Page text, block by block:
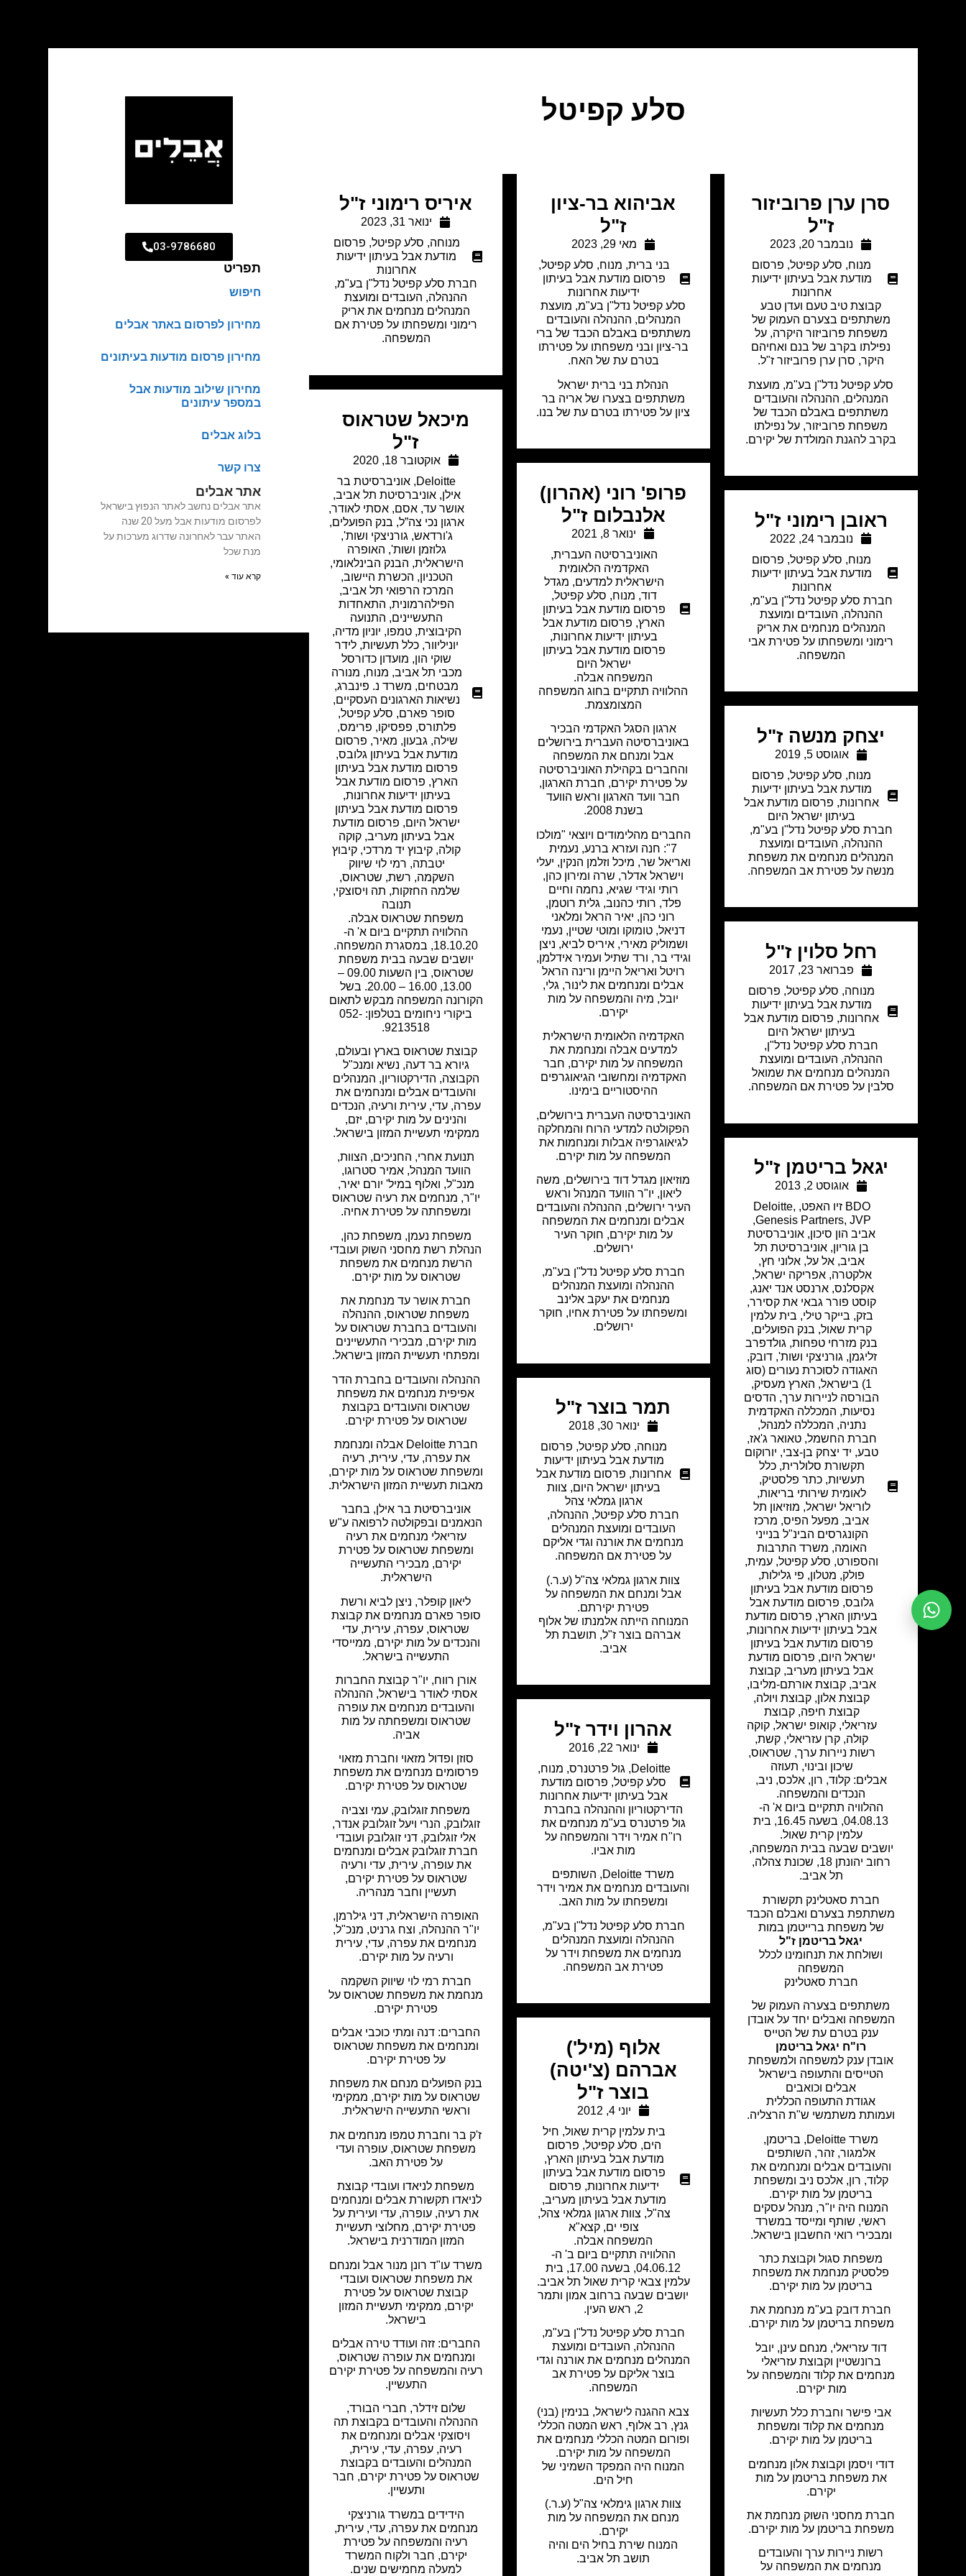
סלע קפיטל
סרן ערן פרוביזור
ז"ל
נובמבר 20, 2023
מנוח, סלע קפיטל, פרסום
מודעת אבל בעיתון ידיעות
אחרונות
קבוצת טיב טעם ועדן טבע
משתתפים בצערם העמוק של
משפחת פרוביזור היקרה, על
נפילתו בקרב של בנם ואחיהם
היקר, סרן ערן פרוביזור ז"ל.
סלע קפיטל נדל"ן בע"מ, מועצת
המנהלים, ההנהלה והעובדים
משתתפים באבלם הכבד של
משפחת פרוביזור, על נפילתו
בקרב להגנת המולדת של יקירם.
אביהוא בר-ציון
ז"ל
מאי 29, 2023
בני ברית, מנוח, סלע קפיטל,
פרסום מודעת אבל בעיתון
ידיעות אחרונות
סלע קפיטל נדל"ן בע"מ, מועצת
המנהלים, ההנהלה והעובדים
משתתפים באבלם הכבד של ברי
בר-ציון ובני משפחתו על פטירתו
בטרם עת של האח.
הנהלת בני ברית ישראל
משתתפים בצערו של אריה בר
ציון על פטירתו בטרם עת של בנו.
איריס רימוני ז"ל
ינואר 31, 2023
מנוחה, סלע קפיטל, פרסום
מודעת אבל בעיתון ידיעות
אחרונות
חברת סלע קפיטל נדל"ן בע"מ,
ההנהלה, העובדים ומועצת
המנהלים מנחמים את אריק
רימוני ומשפחתו על פטירת אם
המשפחה.
ראובן רימוני ז"ל
נובמבר 24, 2022
מנוח, סלע קפיטל, פרסום
מודעת אבל בעיתון ידיעות
אחרונות
חברת סלע קפיטל נדל"ן בע"מ,
ההנהלה, העובדים ומועצת
המנהלים מנחמים את אריק
רימוני ומשפחתו על פטירת אבי
המשפחה.
פרופ' רוני (אהרון)
אלנבלום ז"ל
ינואר 8, 2021
האוניברסיטה העברית,
האקדמיה הלאומית
הישראלית למדעים, מגדל
דוד, מנוח, סלע קפיטל,
פרסום מודעת אבל בעיתון
הארץ, פרסום מודעת אבל
בעיתון ידיעות אחרונות,
פרסום מודעת אבל בעיתון
ישראל היום
המשפחה אבלה.
ההלוויה תתקיים בחוג המשפחה
המצומצמת.
ארגון הסגל האקדמי הבכיר
באוניברסיטה העברית בירושלים
אבל ומנחם את המשפחה
והחברים בקהילת האוניברסיטה
על פטירת יקירם, חברת הארגון,
חבר וועד הארגון וראש הוועד
בשנת 2008.
החברים מהלימודים ויוצאי "מולכו
7": חנה ועזרא ברנע, נעמית
ואריאל שר, מיכל וזלמן הנקין, יעלי
וישראל אדלר, שרה ומירון כהן,
רותי וגידי שגיא, נחמה וחיים
פלד, רותי כהנוב, גלית רוטמן,
רוני כהן, יאיר הראל ומלאני
דניאל, טומוקו ומוטי שטיין, נעמי
ושמוליק מאירי, איריס לביא, ניצן
וגידי בר, ורד שתיל ועמיר אידלמן,
רויטל ואריאל היימן ורינה הראל
אבלים ומנחמים את לינור, גלי,
יובל, מיה והמשפחה על מות
יקירם.
האקדמיה הלאומית הישראלית
למדעים אבלה ומנחמת את
המשפחה על מות יקירם, חבר
האקדמיה ומחשובי הגיאוגרפים
ההיסטוריים בימינו.
האוניברסיטה העברית בירושלים,
הפקולטה למדעי הרוח והמחלקה
לגיאוגרפיה אבלות ומנחמות את
המשפחה על מות יקירם.
מוזיאון מגדל דוד בירושלים, משה
ליאון, יו"ר הוועד המנהל וראש
העיר ירושלים, ההנהלה והעובדים
אבלים ומנחמים את המשפחה
על מות יקירם, חוקר העיר
ירושלים.
חברת סלע קפיטל נדל"ן בע"מ,
ההנהלה ומועצת המנהלים
מנחמים את יעקב אלינב
ומשפחתו על פטירת אחיו, חוקר
ירושלים.
מיכאל שטראוס
ז"ל
אוקטובר 18, 2020
Deloitte
, אוניברסיטת בר
אילן,אוניברסיטת תל אביב,
אושר עד, אסם, אסתי לאודר,
ארגון נכי צה”ל, בנק הפועלים,
ג'ורדאש, גורניצקי ושות',
גלוזמן ושות', האופרה
הישראלית, הבנק הבינלאומי,
הטכניון, הכשרת היישוב,
המרכז הרפואי תל אביב,
הפילהרמונית, התאחדות
התעשיינים, התנועה
הקיבוצית,טמפו, יוניון מדיה,
יוניליוור,כלל תעשיות,לידר
שוקי הון, מועדון כדורסל
מכבי תל אביב, מנוח, מנורה
מבטחים, משרד נ. פינברג,
נשיאות הארגונים העסקיים,
סופר פארם, סלע קפיטל,
פלתורס, פפסיקו, פרימס,
שילה, גבעון, מאיר, פרסום
מודעת אבל בעיתון גלובס,
פרסום מודעת אבל בעיתון
הארץ, פרסום מודעת אבל
בעיתון ידיעות אחרונות,
פרסום מודעת אבל בעיתון
ישראל היום, פרסום מודעת
אבל בעיתון מעריב, קוקה
קולה, קיבוץ יד מרדכי, קיבוץ
יטבתה, רמי לוי שיווק
השקמה, רשת, שטראוס,
שלמה החזקות, תה ויסוצקי,
תנובה
משפחת שטראוס אבלה.
ההלוויה תתקיים ביום א' ה-
18.10.20, במסגרת המשפחה.
יושבים שבעה בבית משפחת
שטראוס, בין השעות 09.00 –
13.00, 16.00 – 20.00. בשל
הקורונה המשפחה מבקש לתאום
ביקורי ניחומים בטלפון: 052-
9213518.
קבוצת שטראוס בארץ ובעולם,
גיורא בר דעה, נשיא ומנכ"ל
הקבוצה, הדירקטוריון, המנהלים
והעובדים אבלים ומנחמים את
עפרה, עדי, עירית ורעיה, הנכדים
והנינים על מות יקירם, יזם,
ממקימי תעשיית המזון בישראל.
תנועת אחרי, החניכים, הצוות,
הוועד המנהל, אמיר סטרוגו,
מנכ"ל, ואלוף במיל' יורם יאיר,
יו"ר, מנחמים את רעיה שטראוס
ומשפחתה על פטירת אחיה.
משפחת נעמן, משפחת כהן,
הנהלת רשת מחסני השוק ועובדי
הרשת מנחמים את משפחת
שטראוס על מות יקירם.
חברת אושר עד מנחמת את
משפחת שטראוס, ההנהלה
והעובדים בחברת שטראוס על
מות יקירם, מבכירי התעשיינים
ומפתחי תעשיית המזון בישראל.
ההנהלה והעובדים בחברת הדר
אפיפית מנחמים את משפחת
שטראוס והעובדים בקבוצת
שטראוס על פטירת יקירם.
חברת Deloitte אבלה ומנחמת
את עפרה, עדי, עירית, רעיה
ומשפחת שטראוס על מות יקירם,
מאבות תעשיית המזון הישראלית.
אוניברסיטת בר אילן, בחבר
הנאמנים ובפקולטה לרפואה ע"ש
עזריאלי מנחמים את רעיה
ומשפחת שטראוס על פטירת
יקירם, מבכירי התעשייה
הישראלית.
ליאון קופלר, ניצן לביא ורשת
סופר פארם מנחמים את קבוצת
שטראוס, עפרה, עירית, עדי
והנכדים על מות יקירם, ממייסדי
התעשייה בישראל.
אורן רווח, יו"ר קבוצת החברות
אסתי לאודר בישראל, ההנהלה
והעובדים מנחמים את עופרה
שטראוס ומשפחתה על מות
אביה.
סוזן ופדול מזאוי וחברת מזאוי
פרסומים מנחמים את משפחת
שטראוס על פטירת יקירם.
משפחת זוגלובק, עמי וצביה
זוגלובק, הנרי ויעל זוגלובק אנדר,
אלי זוגלובק, דני זוגלובק ועובדי
חברת זוגלובק אבלים ומנחמים
את עופרה, עירית, עדי ורעיה
שטראוס על פטירת יקירם,
תעשיין וחבר מנהריה.
האופרה הישראלית, דני גילרמן,
יו"ר ההנהלה, וצח גרניט, מנכ"ל,
מנחמים את עפרה, עדי, עירית
ורעיה על מות יקירם.
חברת רמי לוי שיווק השקמה
מנחמת את משפחת שטראוס על
פטירת יקירם.
החברים: דנה ומתי כוכבי אבלים
ומנחמים את משפחת שטראוס
על פטירת יקירם.
בנק הפועלים מנחם את משפחת
שטראוס על מות יקירם, ממקימי
וראשי התעשייה הישראלית.
ז'ק בר וחברת טמפו מנחמים את
משפחת שטראוס, עופרה ועדי
על פטירת האב.
משפחת לניאדו ועובדי קבוצת
לניאדו תקשורת אבלים ומנחמים
את רעיה, עופרה, עדי ועירית על
פטירת יקירם, מחלוצי תעשיית
המזון המודרנית בישראל.
משרד עו"ד רונן מנור אבל ומנחם
את משפחת שטראוס ועובדי
קבוצת שטראוס על פטירת
יקירם, ממקימי תעשיית המזון
בישראל.
החברים: זזה ועודד טירה אבלים
ומנחמים את עופרה שטראוס,
רעיה והמשפחה על פטירת יקירם
התעשיין.
שלום זידלר, חברי הבורד,
ההנהלה והעובדים בקבוצת תה
ויסוצקי אבלים ומנחמים את
רעיה, עפרה, עדי, עירית,
המנהלים והעובדים בקבוצת
שטראוס על פטירת יקירם, חבר
ותעשיין.
הידידים במשרד גורניצקי
מנחמים את עפרה, עדי, עירית,
רעיה והמשפחה על פטירת
יקירם, חבר ולקוח המשרד
למעלה מחמישים שנים.
יצחק מנשה ז"ל
אוגוסט 5, 2019
מנוח, סלע קפיטל, פרסום
מודעת אבל בעיתון ידיעות
אחרונות, פרסום מודעת אבל
בעיתון ישראל היום
חברת סלע קפיטל נדל"ן בע"מ,
ההנהלה, העובדים ומועצת
המנהלים מנחמים את משפחת
מנשה על פטירת אב המשפחה.
תמר בוצר ז"ל
ינואר 30, 2018
מנוחה, סלע קפיטל, פרסום
מודעת אבל בעיתון ידיעות
אחרונות, פרסום מודעת אבל
בעיתון ישראל היום, צוות
ארגון גמלאי צהל
חברת סלע קפיטל, ההנהלה,
העובדים ומועצת המנהלים
מנחמים את אורנה וגדי אליקם
על פטירת אם המשפחה.
צוות ארגון גמלאי צה"ל (ע.ר.)
אבל ומנחם את המשפחה על
פטירת יקירתם.
המנוחה הייתה אלמנתו של אלוף
אברהם בוצר ז"ל, תושבת תל
אביב.
רחל סלוין ז"ל
פברואר 23, 2017
מנוחה, סלע קפיטל, פרסום
מודעת אבל בעיתון ידיעות
אחרונות, פרסום מודעת אבל
בעיתון ישראל היום
חברת סלע קפיטל נדל"ן,
ההנהלה, העובדים ומועצת
המנהלים מנחמים את שמואל
סלבין על פטירת אם המשפחה.
אהרון וידר ז"ל
ינואר 22, 2016
Deloitte
, גול פרטנרס, מנוח,
סלע קפיטל, פרסום מודעת
אבל בעיתון ידיעות אחרונות
הדירקטוריון וההנהלה בחברת
גול פרטנרס בע"מ מנחמים את
רו"ח אמיר וידר והמשפחה על
מות אביו.
משרד Deloitte, השותפים
והעובדים מנחמים את אמיר וידר
ומשפחתו על מות האב.
חברת סלע קפיטל נדל"ן בע"מ,
ההנהלה ומועצת המנהלים
מנחמים את משפחת וידר על
פטירת אב המשפחה.
יגאל בריטמן ז"ל
אוגוסט 2, 2013
BDO זיו האפט
,
Deloitte,
Genesis Partners, JVP
,
אביב הון סיכון, אוניברסיטת
בן גוריון, אוניברסיטת תל
אביב, אל על, אלוני חץ,
אלקטרה,אפריקה ישראל,
אקסלנס,ארנסט אנד יאנג,
קוסט פורר גבאי את קסירר,
בזק, בייקר טילי, בית עלמין
קרית שאול, בנק הפועלים,
בנק מזרחי טפחות, גולדפרב
זליגמן, גורניצקי ושות',דובק,
האגודה לסוכרת נעורים (סוג
1) בישראל
, הארץ מעסיק,
הבורסה לניירות ערך, הדסים
נסיעות, המכללה האקדמית
נתניה, המכללה למנהל,
חברת החשמל,טאואר ג'אז,
טבע, יד יצחק בן-צבי, יורוקום
תקשורת סלולרית,כלל
תעשיות,כתר פלסטיק,
לאומית שירותי בריאות,
לוריאל ישראל, מוזיאון תל
אביב, מפעל הפיס, מרכז
הקונגרסים הבינ"ל בנייני
האומה, משרד התרבות
והספורט, סלע קפיטל, עמית,
פולק, מטלון, פי גלילות,
פרסום מודעת אבל בעיתון
גלובס, פרסום מודעת אבל
בעיתון הארץ, פרסום מודעת
אבל בעיתון ידיעות אחרונות,
פרסום מודעת אבל בעיתון
ישראל היום, פרסום מודעת
אבל בעיתון מעריב, קבוצת
אביב, קבוצת אורתם-מליבו,
קבוצת אלון, קבוצת ויולה,
קבוצת חיפה,קבוצת
עזריאלי,קואופ ישראל,קוקה
קולה, קרן עזריאלי, קשת,
רשות ניירות ערך, שטראוס,
שיכון ובינוי, תעוזה
אבלים: קלוד, רון, אלכס, ניב,
הנכדים והמשפחה.
ההלוויה תתקיים ביום א' ה-
04.08.13, בשעה 16.45, בית
עלמין קרית שאול.
יושבים שבעה בבית המשפחה,
רחוב יהונתן 18, שכונת צהלה,
תל אביב.
חברת סאטלינק תקשורת
משתתפת בצערם ואבלם הכבד
של משפחת ברייטמן במות
יגאל בריטמן ז"ל
ושולחת את תנחומינו לכלל
המשפחה
חברת סאטלינק
משתתפים בצערה העמוק של
המשפחה ואבלים יחד על אובדן
ענק בטרם עת של הטייס
רו"ח יגאל בריטמן
אובדן ענק למשפחה ולמשפחת
הטייסים והתעופה בישראל
אבלים וכואבים
אגודת התעופה הכללית
ועמותת משתמשי ש"ת הרצליה.
משרד Deloitte, בריטמן,
אלמגור, זהר, השותפים
והעובדים אבלים ומנחמים את
קלוד, רון, אלכס ניב ומשפחת
בריטמן על מות יקירם.
המנוח היה יו"ר, מנהל עסקים
ראשי, שותף ומייסד במשרד
ומבכירי רואי החשבון בישראל.
משפחת סגול וקבוצת כתר
פלסטיק מנחמת את משפחת
בריטמן על מות יקירם.
חברת דובק בע"מ מנחמת את
משפחת בריטמן על מות יקירם.
דוד עזריאלי, מנחם עינן, יובל
ברונשטיין וקבוצת עזריאלי
מנחמים את קלוד והמשפחה על
מות יקירם.
אבי פישר וחברת כלל תעשיות
מנחמים את קלוד ומשפחת
בריטמן על מות יקירם.
דודי ויסמן וקבוצת אלון מנחמים
את משפחת בריטמן על מות
יקירם.
חברת מחסני השוק מנחמת את
משפחת בריטמן על מות יקירם.
רשות ניירות ערך והעובדים
מנחמים את המשפחה על
אלוף (מיל')
אברהם (צ'יטה)
בוצר ז"ל
יוני 4, 2012
בית עלמין קרית שאול, חיל
הים, סלע קפיטל, פרסום
מודעת אבל בעיתון הארץ,
פרסום מודעת אבל בעיתון
ידיעות אחרונות, פרסום
מודעת אבל בעיתון מעריב,
צה"ל, צוות ארגון גמלאי צהל,
צופי ים, קצא"א
המשפחה אבלה.
ההלוויה תתקיים ביום ב' ה-
04.06.12, בשעה 17.00, בית
עלמין צבאי קרית שאול תל אביב.
יושבים שבעה ברחוב אמון ותמר
2, ראש העין.
חברת סלע קפיטל נדל"ן בע"מ,
ההנהלה, העובדים ומועצת
המנהלים מנחמים את אורנה וגדי
בוצר אליקם על פטירת אב
המשפחה.
צבא ההגנה לישראל, בנימין (בני)
גנץ, רב אלוף, ראש המטה הכללי
ופורום המטה הכללי מנחמים את
המשפחה על מות יקירם.
המנוח היה המפקד השמיני של
חיל הים.
צוות ארגון גימלאי צה"ל (ע.ר.)
מנחם את המשפחה על מות
יקירם.
המנוח שירת בחיל הים והיה
תושב תל אביב.
03-9786680
תפריט
חיפוש
מחירון לפרסום באתר אבלים
מחירון פרסום מודעות בעיתונים
מחירון שילוב מודעות אבל
במספר עיתונים
בלוג אבלים
צרו קשר
אתר אבלים
אתר אבלים נחשב לאתר הנפוץ בישראל
לפרסום מודעות אבל מעל 20 שנה
האתר עבר לאחרונה שדרוג מערכות על
מנת שכל
קרא עוד »